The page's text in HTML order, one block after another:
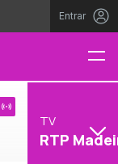
Entrar
TV
RTP